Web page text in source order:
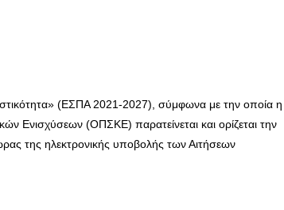
(ΕΣΠΑ 2021-2027), σύμφωνα με την οποία η
Ενισχύσεων (ΟΠΣΚΕ) παρατείνεται και ορίζεται την
της ηλεκτρονικής υποβολής των Αιτήσεων